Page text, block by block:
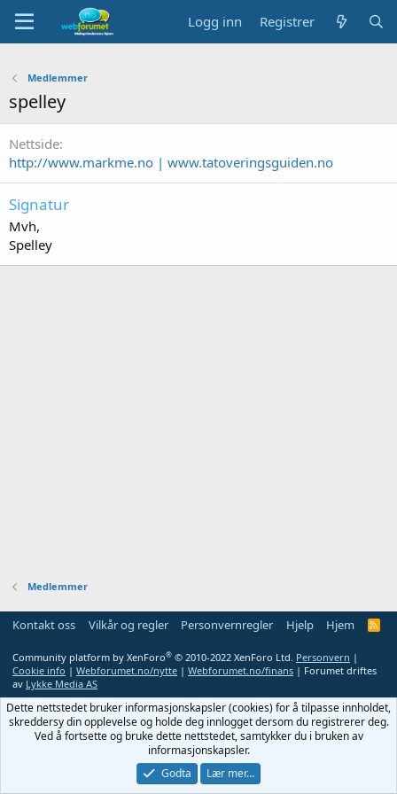
Logg inn Registrer
Medlemmer
spelley
Nettside
http://www.markme.no | www.tatoveringsguiden.no
Signatur
Mvh,
Spelley
Medlemmer
Kontakt oss Vilkår og regler Personvernregler Hjelp Hjem
R
Community platform by XenForo® © 2010-2022 XenForo Ltd. Personvern |
Cookie info | Webforumet.no/nytte | Webforumet.no/finans | Forumet driftes
av Lykke Media AS
Dette nettstedet bruker informasjonskapsler (cookies) for å tilpasse innholdet,
skreddersy din opplevelse og holde deg innlogget dersom du registrerer deg.
Ved å fortsette og bruke dette nettstedet, samtykker du i bruken av
informasjonskapsler.
Godta
Lær mer…